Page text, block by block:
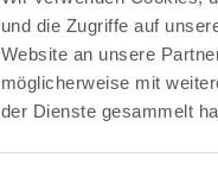
und die Zugriffe auf
Website an unsere
möglicherweise mit
der Dienste gesammelt